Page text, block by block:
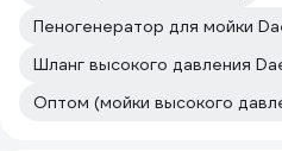
Пеногенератор для мойки
Шланг высокого давления
Оптом (мойки высокого